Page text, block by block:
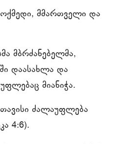
მმართველი და
მბრძანებელმა,
დაასახლა და
მიანიჭა.
ძალაუფლება
4:6).